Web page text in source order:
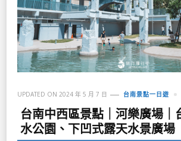
UPDATED ON 2024 年 5 月 7 日 台南景點一日遊
台南中西區景點｜河樂廣場｜
水公園、下凹式露天水景廣場